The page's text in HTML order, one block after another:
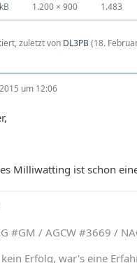
1.200 × 900 1.483
zuletzt von DL3PB(18.
um 12:06
Milliwatting ist schon
#GM / AGCW #3669 /
Erfolg, war's eine